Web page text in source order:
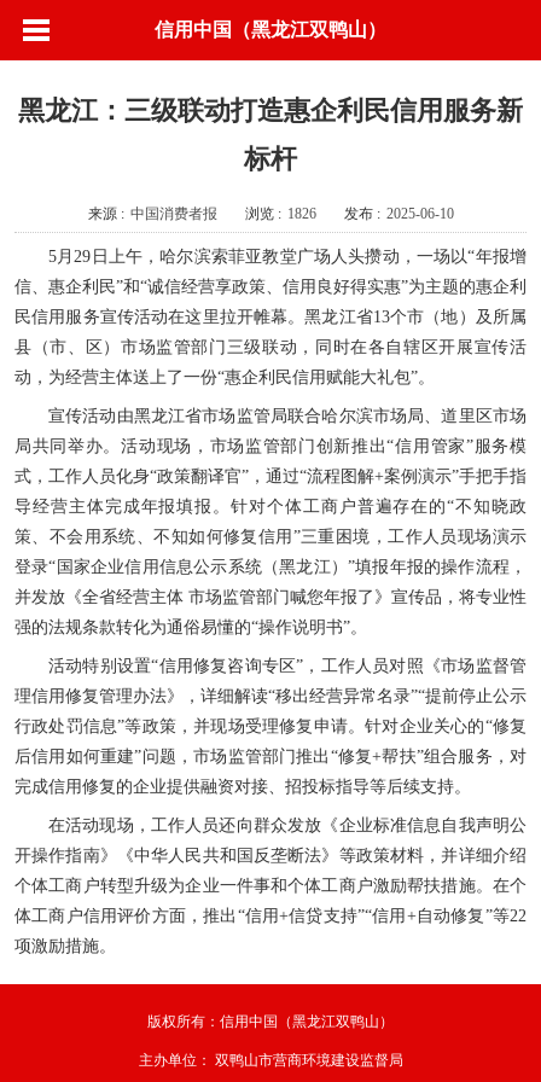
信用中国（黑龙江双鸭山）
黑龙江：三级联动打造惠企利民信用服务新
标杆
来源 : 中国消费者报 浏览 : 1826 发布 : 2025-06-10
5月29日上午，哈尔滨索菲亚教堂广场人头攒动，一场以“年报增
信、惠企利民”和“诚信经营享政策、信用良好得实惠”为主题的惠企利
民信用服务宣传活动在这里拉开帷幕。黑龙江省13个市（地）及所属
县（市、区）市场监管部门三级联动，同时在各自辖区开展宣传活
动，为经营主体送上了一份“惠企利民信用赋能大礼包”。
宣传活动由黑龙江省市场监管局联合哈尔滨市场局、道里区市场
局共同举办。活动现场，市场监管部门创新推出“信用管家”服务模
式，工作人员化身“政策翻译官”，通过“流程图解+案例演示”手把手指
导经营主体完成年报填报。针对个体工商户普遍存在的“不知晓政
策、不会用系统、不知如何修复信用”三重困境，工作人员现场演示
登录“国家企业信用信息公示系统（黑龙江）”填报年报的操作流程，
并发放《全省经营主体 市场监管部门喊您年报了》宣传品，将专业性
强的法规条款转化为通俗易懂的“操作说明书”。
活动特别设置“信用修复咨询专区”，工作人员对照《市场监督管
理信用修复管理办法》，详细解读“移出经营异常名录”“提前停止公示
行政处罚信息”等政策，并现场受理修复申请。针对企业关心的“修复
后信用如何重建”问题，市场监管部门推出“修复+帮扶”组合服务，对
完成信用修复的企业提供融资对接、招投标指导等后续支持。
在活动现场，工作人员还向群众发放《企业标准信息自我声明公
开操作指南》《中华人民共和国反垄断法》等政策材料，并详细介绍
个体工商户转型升级为企业一件事和个体工商户激励帮扶措施。在个
体工商户信用评价方面，推出“信用+信贷支持”“信用+自动修复”等22
项激励措施。
版权所有：信用中国（黑龙江双鸭山）
主办单位： 双鸭山市营商环境建设监督局